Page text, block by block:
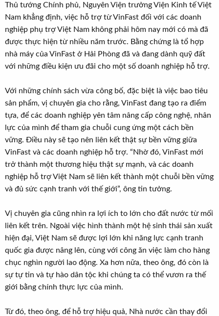
Thủ tướng Chính phủ, Nguyên Viện trưởng Viện Kinh tế Việt
Nam khẳng định, việc hỗ trợ từ VinFast đối với các doanh
nghiệp phụ trợ Việt Nam không phải hôm nay mới có mà đã
được thực hiện từ nhiều năm trước. Bằng chứng là tổ hợp
nhà máy của VinFast ở Hải Phòng đã và đang dành quỹ đất
với những điều kiện ưu đãi cho một số doanh nghiệp hỗ trợ.
Với những chính sách vừa công bố, đặc biệt là việc bao tiêu
sản phẩm, vị chuyên gia cho rằng, VinFast đang tạo ra điểm
tựa, để các doanh nghiệp yên tâm nâng cấp công nghệ, nhân
lực của mình để tham gia chuỗi cung ứng một cách bền
vững. Điều này sẽ tạo nên liên kết thật sự bền vững giữa
VinFast và các doanh nghiệp hỗ trợ. “Nhờ đó, VinFast mới
trở thành một thương hiệu thật sự mạnh, và các doanh
nghiệp hỗ trợ Việt Nam sẽ liên kết thành một chuỗi bền vững
và đủ sức cạnh tranh với thế giới”, ông tin tưởng.
Vị chuyên gia cũng nhìn ra lợi ích to lớn cho đất nước từ mối
liên kết trên. Ngoài việc hình thành một hệ sinh thái sản xuất
hiện đại, Việt Nam sẽ được lợi lớn khi năng lực cạnh tranh
quốc gia được nâng lên, cùng với công ăn việc làm cho hàng
chục nghìn người lao động. Xa hơn nữa, theo ông, đó còn là
sự tự tin và tự hào dân tộc khi chúng ta có thể vươn ra thế
giới bằng chính thực lực của mình.
Từ đó, theo ông, để hỗ trợ hiệu quả, Nhà nước cần thay đổi